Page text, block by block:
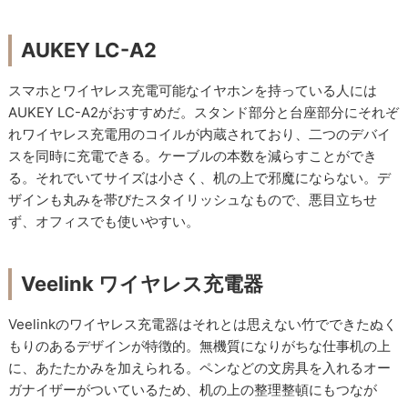
AUKEY LC-A2
スマホとワイヤレス充電可能なイヤホンを持っている人には
AUKEY LC-A2がおすすめだ。スタンド部分と台座部分にそれぞ
れワイヤレス充電用のコイルが内蔵されており、二つのデバイ
スを同時に充電できる。ケーブルの本数を減らすことができ
る。それでいてサイズは小さく、机の上で邪魔にならない。デ
ザインも丸みを帯びたスタイリッシュなもので、悪目立ちせ
ず、オフィスでも使いやすい。
Veelink ワイヤレス充電器
Veelinkのワイヤレス充電器はそれとは思えない竹でできたぬく
もりのあるデザインが特徴的。無機質になりがちな仕事机の上
に、あたたかみを加えられる。ペンなどの文房具を入れるオー
ガナイザーがついているため、机の上の整理整頓にもつなが